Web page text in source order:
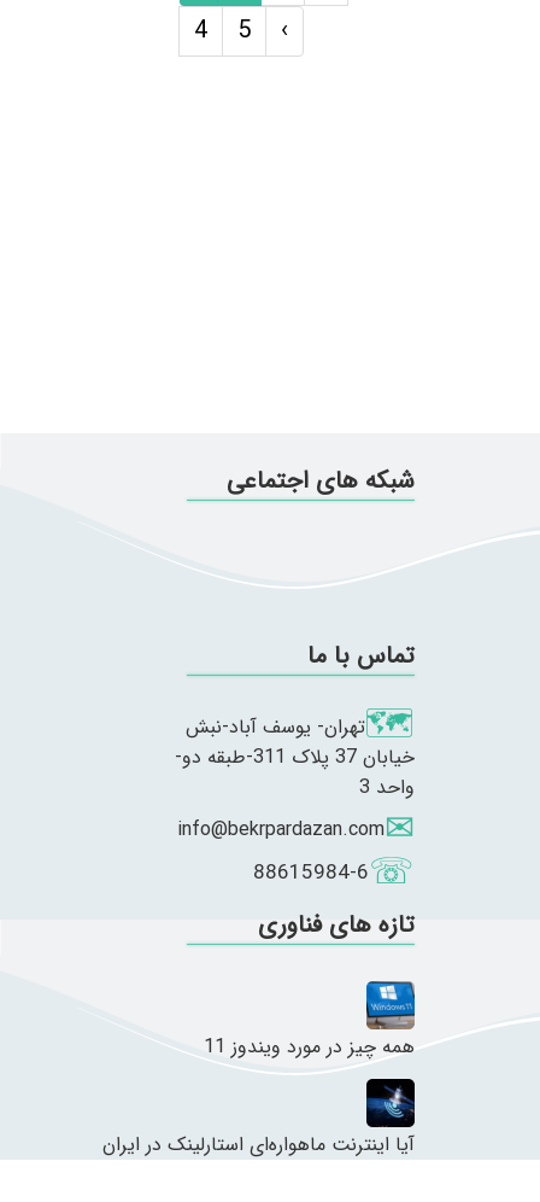
4
5 ›
شبکه های اجتماعی
تماس با ما
تهران- یوسف آباد-نبش
خیابان 37 پلاک 311-طبقه دو-
واحد 3
info@bekrpardazan.com
88615984-6
تازه های فناوری
همه چیز در مورد ویندوز 11
آیا اینترنت ماهواره‌ای استارلینک در ایران